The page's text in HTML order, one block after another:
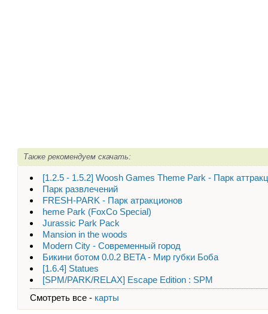
Также рекомендуем скачать:
[1.2.5 - 1.5.2] Woosh Games Theme Park - Парк
Парк развлечений
FRESH-PARK - Парк атракционов
heme Park (FoxCo Special)
Jurassic Park Pack
Mansion in the woods
Modern City - Современный город
Бикини ботом 0.0.2 BETA - Мир губки Боба
[1.6.4] Statues
[SPM/PARK/RELAX] Escape Edition : SPM
Смотреть все - карты